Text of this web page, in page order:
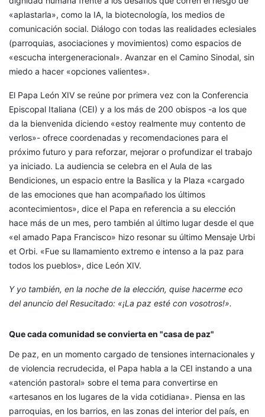
«aplastarla», como la IA, la biotecnología, los medios de
comunicación social. Diálogo con todas las realidades eclesiales
(parroquias, asociaciones y movimientos) como espacios de
«escucha intergeneracional». Avanzar en el Camino Sinodal, sin
miedo a hacer «opciones valientes».
El Papa León XIV se reúne por primera vez con la Conferencia
Episcopal Italiana (CEI) y a los más de 200 obispos -a los que
da la bienvenida diciendo «estoy realmente muy contento de
verlos»- ofrece coordenadas y recomendaciones para el
próximo futuro y para reforzar, mejorar o profundizar el trabajo
ya iniciado. La audiencia se celebra en el Aula de las
Bendiciones, un espacio entre la Basílica y la Plaza «cargado
de las emociones que han acompañado los últimos
acontecimientos», dice el Papa en referencia a su elección
hace más de un mes, pero también al último lugar desde el que
«el amado Papa Francisco» hizo resonar su último Mensaje Urbi
et Orbi. «Fue su llamamiento extremo e intenso a la paz para
todos los pueblos», dice León XIV.
Y yo también, en la noche de la elección, quise hacerme eco
del anuncio del Resucitado: «¡La paz esté con vosotros!».
Que cada comunidad se convierta en "casa de paz"
De paz, en un momento cargado de tensiones internacionales y
de violencia recrudecida, el Papa habla a la CEI instando a una
«atención pastoral» sobre el tema para convertirse en
«artesanos en los lugares de la vida cotidiana». Piensa en las
parroquias, en los barrios, en las zonas del interior del país, en